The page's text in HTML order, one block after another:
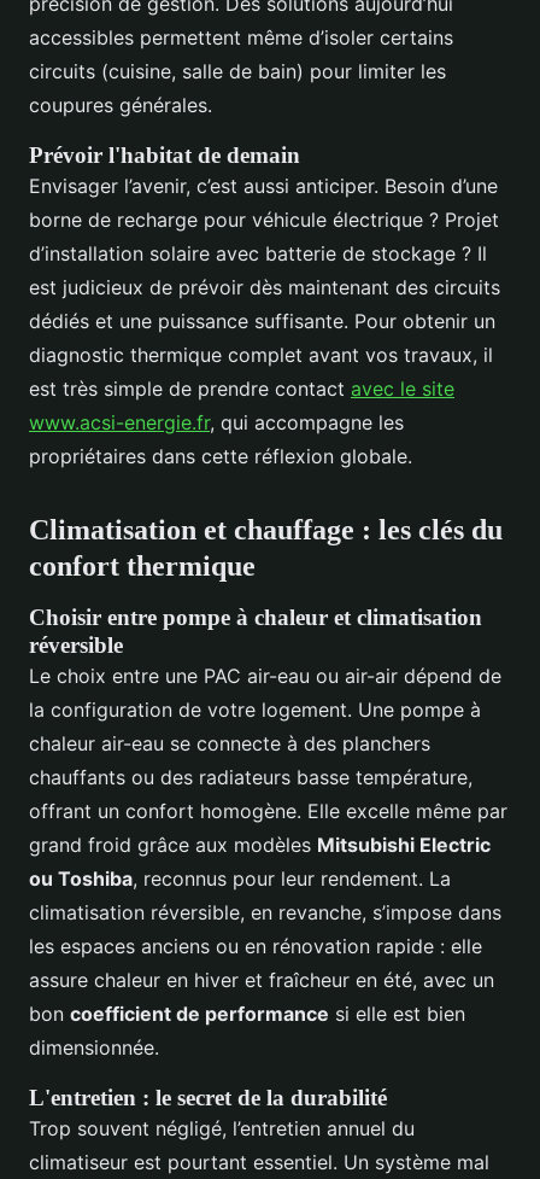
accessibles permettent même d’isoler certains
circuits (cuisine, salle de bain) pour limiter les
coupures générales.
Prévoir l'habitat de demain
Envisager l’avenir, c’est aussi anticiper. Besoin d’une
borne de recharge pour véhicule électrique ? Projet
d’installation solaire avec batterie de stockage ? Il
est judicieux de prévoir dès maintenant des circuits
dédiés et une puissance suffisante. Pour obtenir un
diagnostic thermique complet avant vos travaux, il
est très simple de prendre contact avec le site
www.acsi-energie.fr, qui accompagne les
propriétaires dans cette réflexion globale.
Climatisation et chauffage : les clés du
confort thermique
Choisir entre pompe à chaleur et climatisation
réversible
Le choix entre une PAC air-eau ou air-air dépend de
la configuration de votre logement. Une pompe à
chaleur air-eau se connecte à des planchers
chauffants ou des radiateurs basse température,
offrant un confort homogène. Elle excelle même par
grand froid grâce aux modèles Mitsubishi Electric
ou Toshiba, reconnus pour leur rendement. La
climatisation réversible, en revanche, s’impose dans
les espaces anciens ou en rénovation rapide : elle
assure chaleur en hiver et fraîcheur en été, avec un
bon coefficient de performance si elle est bien
dimensionnée.
L'entretien : le secret de la durabilité
Trop souvent négligé, l’entretien annuel du
climatiseur est pourtant essentiel. Un système mal